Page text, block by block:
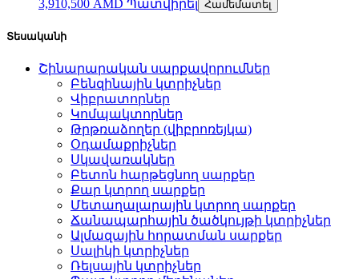
3,910,500 AMD Պատվիրել Համեմատել
Տեսականի
Շինարարական սարքավորումներ
Բենզինային կտրիչներ
Վիբրատորներ
Կոմպակտորներ
Թրթռաձողեր (վիբրոռեյկա)
Օդամաքրիչներ
Սկավառակներ
Բետոն հարթեցնող սարքեր
Քար կտրող սարքեր
Մետաղալարային կտրող սարքեր
Ճանապարհային ծածկույթի կտրիչներ
Ալմազային հորատման սարքեր
Սալիկի կտրիչներ
Ռելսային կտրիչներ